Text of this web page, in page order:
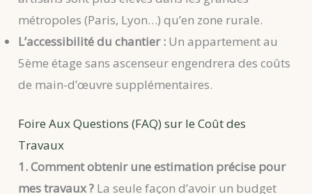
métropoles (Paris, Lyon…) qu’en zone rurale.
L’accessibilité du chantier : Un appartement au
5ème étage sans ascenseur engendrera des coûts
de main-d’œuvre supplémentaires.
Foire Aux Questions (FAQ) sur le Coût des
Travaux
1. Comment obtenir une estimation précise pour
mes travaux ? La seule façon d’avoir un budget